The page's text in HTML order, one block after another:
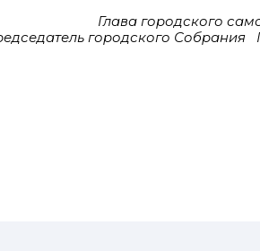
Глава городского
городского Собрания